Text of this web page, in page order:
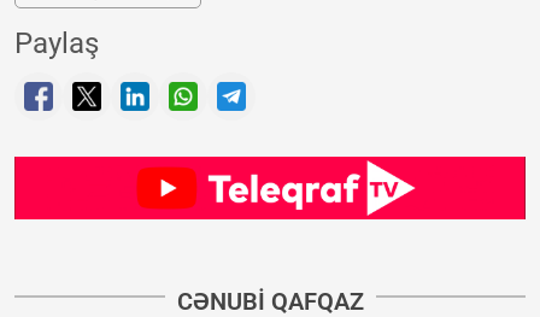
Paylaş
CƏNUBI QAFQAZ